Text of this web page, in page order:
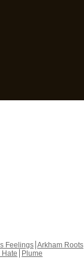
Feelings Arkham Roots
Hate
Plume